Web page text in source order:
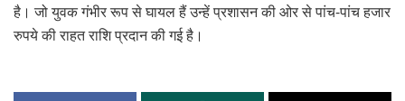
है। जो युवक गंभीर रूप से घायल हैं उन्हें प्रशासन की ओर से पांच-पांच हजार
रुपये की राहत राशि प्रदान की गई है।